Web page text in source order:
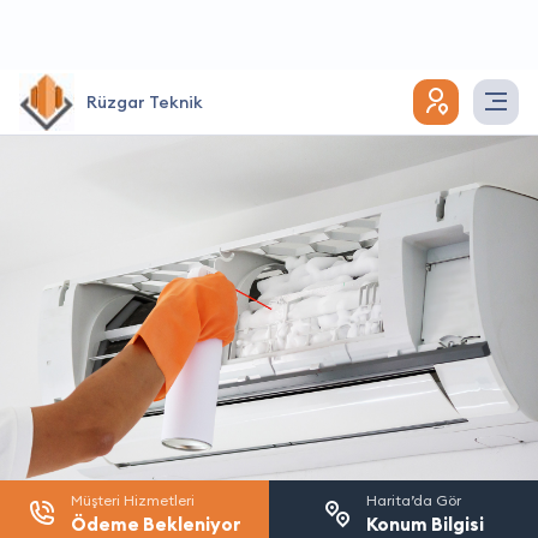
Rüzgar Teknik
Müşteri Hizmetleri
Ödeme Bekleniyor
Harita’da Gör
Konum Bilgisi